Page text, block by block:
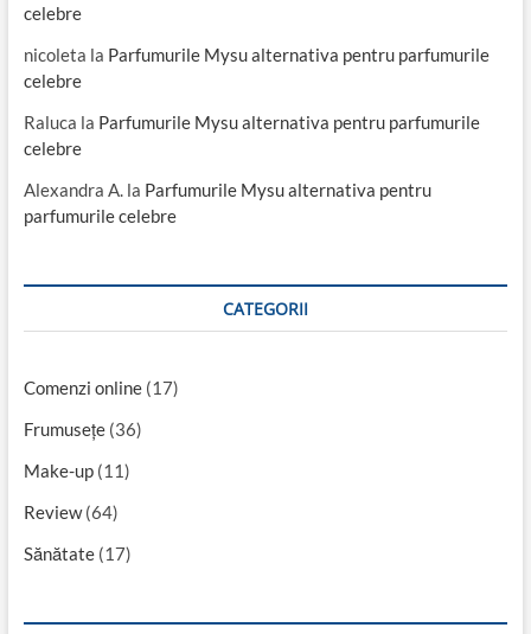
celebre
nicoleta la Parfumurile Mysu alternativa pentru parfumurile
celebre
Raluca la Parfumurile Mysu alternativa pentru parfumurile
celebre
Alexandra A.la Parfumurile Mysu alternativa pentru
parfumurile celebre
CATEGORII
Comenzi online(17)
Frumusețe(36)
Make-up(11)
Review(64)
Sănătate(17)